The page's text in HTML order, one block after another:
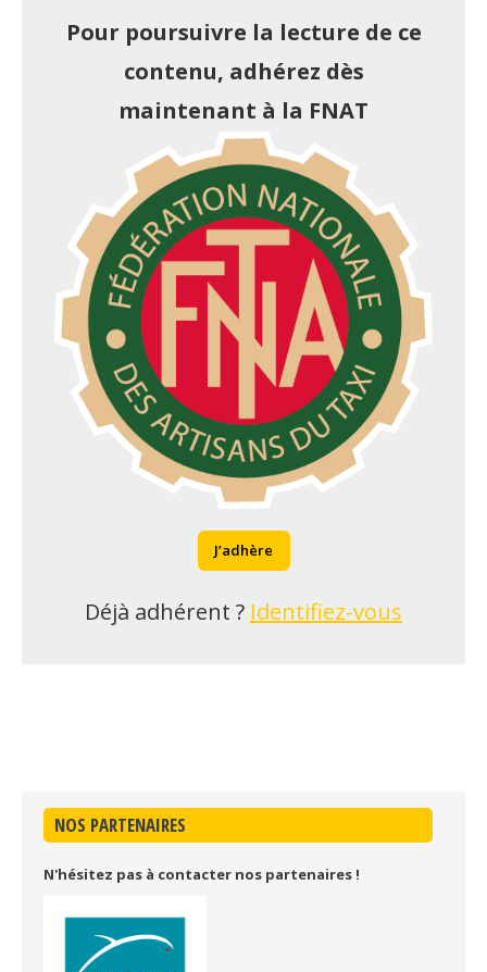
Pour poursuivre la lecture de ce
contenu, adhérez dès
maintenant à la FNAT
J’adhère
Déjà adhérent ? Identifiez-vous
NOS PARTENAIRES
N'hésitez pas à contacter nos partenaires !